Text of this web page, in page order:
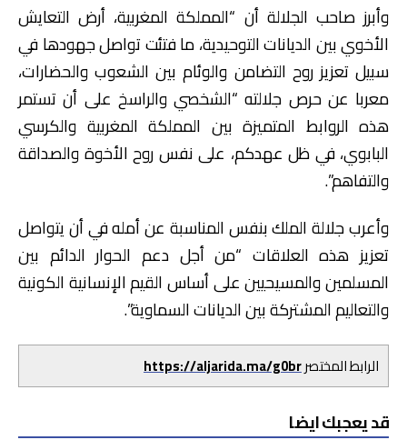
وأبرز صاحب الجلالة أن “المملكة المغربية، أرض التعايش
الأخوي بين الديانات التوحيدية، ما فتئت تواصل جهودها في
سبيل تعزيز روح التضامن والوئام بين الشعوب والحضارات،
معربا عن حرص جلالته “الشخصي والراسخ على أن تستمر
هذه الروابط المتميزة بين المملكة المغربية والكرسي
البابوي، في ظل عهدكم، على نفس روح الأخوة والصداقة
والتفاهم”.
وأعرب جلالة الملك بنفس المناسبة عن أمله في أن يتواصل
تعزيز هذه العلاقات “من أجل دعم الحوار الدائم بين
المسلمين والمسيحيين على أساس القيم الإنسانية الكونية
والتعاليم المشتركة بين الديانات السماوية”.
الرابط المختصرhttps://aljarida.ma/g0br
قد يعجبك ايضا